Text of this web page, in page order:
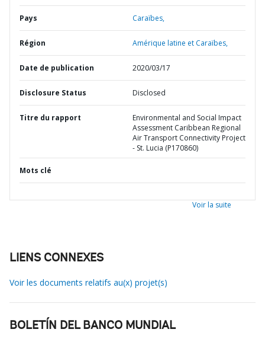
Pays Caraïbes,
Région Amérique latine et Caraïbes,
Date de publication 2020/03/17
Disclosure Status Disclosed
Titre du rapport
Environmental and Social Impact
Assessment Caribbean Regional
Air Transport Connectivity Project
- St. Lucia (P170860)
Mots clé
Voir la suite
LIENS CONNEXES
Voir les documents relatifs au(x) projet(s)
BOLETÍN DEL BANCO MUNDIAL